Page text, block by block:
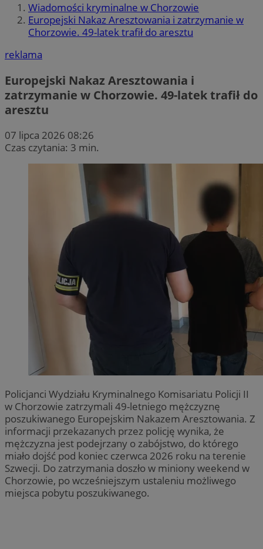
Wiadomości kryminalne w Chorzowie
Europejski Nakaz Aresztowania i zatrzymanie w
Chorzowie. 49-latek trafił do aresztu
reklama
Europejski Nakaz Aresztowania i
zatrzymanie w Chorzowie. 49-latek trafił do
aresztu
07 lipca 2026 08:26
Czas czytania: 3 min.
Policjanci Wydziału Kryminalnego Komisariatu Policji II
w Chorzowie zatrzymali 49-letniego mężczyznę
poszukiwanego Europejskim Nakazem Aresztowania. Z
informacji przekazanych przez policję wynika, że
mężczyzna jest podejrzany o zabójstwo, do którego
miało dojść pod koniec czerwca 2026 roku na terenie
Szwecji. Do zatrzymania doszło w miniony weekend w
Chorzowie, po wcześniejszym ustaleniu możliwego
miejsca pobytu poszukiwanego.